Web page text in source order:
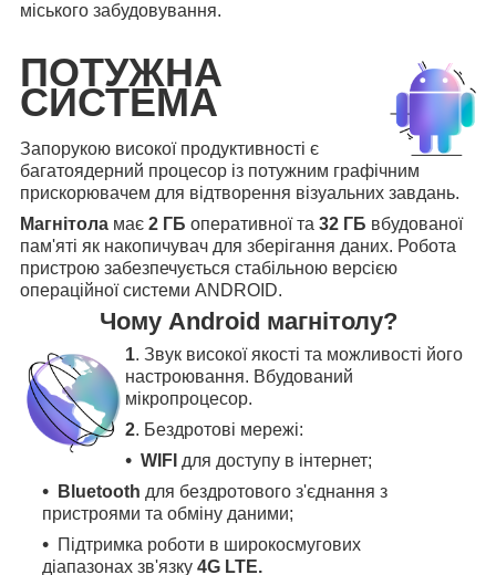
міського забудовування.
ПОТУЖНА
СИСТЕМА
Запорукою високої продуктивності є
багатоядерний процесор із потужним графічним
прискорювачем для відтворення візуальних завдань.
Магнітола має 2 ГБ оперативної та 32 ГБ вбудованої
пам'яті як накопичувач для зберігання даних. Робота
пристрою забезпечується стабільною версією
операційної системи ANDROID.
Чому Android магнітолу?
1. Звук високої якості та можливості його
настроювання. Вбудований
мікропроцесор.
2. Бездротові мережі:
WIFI для доступу в інтернет;
Bluetooth для бездротового з'єднання з
пристроями та обміну даними;
Підтримка роботи в широкосмугових
діапазонах зв'язку 4G LTE.